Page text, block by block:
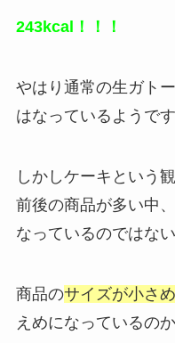
243kcal！！！
やはり通常の生ガト
はなっているようです
しかしケーキという
前後の商品が多い中
なっているのではな
商品のサイズが小さめ
えめになっているの